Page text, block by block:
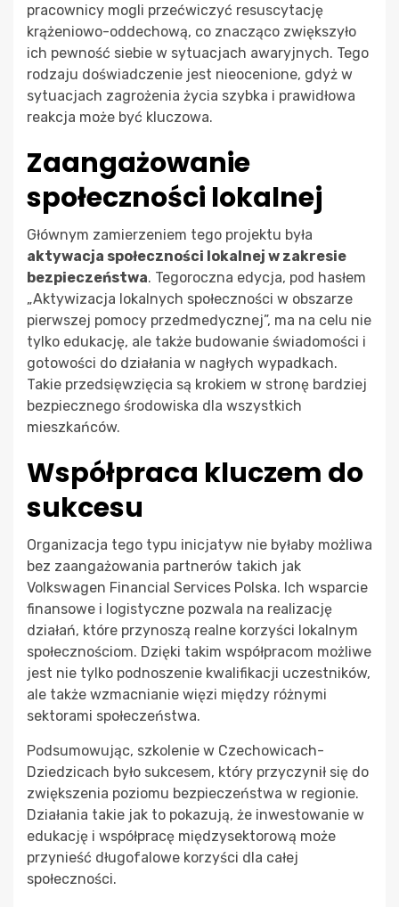
pracownicy mogli przećwiczyć resuscytację
krążeniowo-oddechową, co znacząco zwiększyło
ich pewność siebie w sytuacjach awaryjnych. Tego
rodzaju doświadczenie jest nieocenione, gdyż w
sytuacjach zagrożenia życia szybka i prawidłowa
reakcja może być kluczowa.
Zaangażowanie
społeczności lokalnej
Głównym zamierzeniem tego projektu była
aktywacja społeczności lokalnej w zakresie
bezpieczeństwa. Tegoroczna edycja, pod hasłem
„Aktywizacja lokalnych społeczności w obszarze
pierwszej pomocy przedmedycznej”, ma na celu nie
tylko edukację, ale także budowanie świadomości i
gotowości do działania w nagłych wypadkach.
Takie przedsięwzięcia są krokiem w stronę bardziej
bezpiecznego środowiska dla wszystkich
mieszkańców.
Współpraca kluczem do
sukcesu
Organizacja tego typu inicjatyw nie byłaby możliwa
bez zaangażowania partnerów takich jak
Volkswagen Financial Services Polska. Ich wsparcie
finansowe i logistyczne pozwala na realizację
działań, które przynoszą realne korzyści lokalnym
społecznościom. Dzięki takim współpracom możliwe
jest nie tylko podnoszenie kwalifikacji uczestników,
ale także wzmacnianie więzi między różnymi
sektorami społeczeństwa.
Podsumowując, szkolenie w Czechowicach-
Dziedzicach było sukcesem, który przyczynił się do
zwiększenia poziomu bezpieczeństwa w regionie.
Działania takie jak to pokazują, że inwestowanie w
edukację i współpracę międzysektorową może
przynieść długofalowe korzyści dla całej
społeczności.